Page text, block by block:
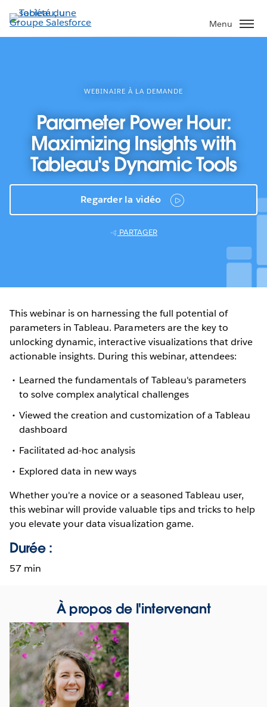
Aller
au
contenu
Menu
WEBINAIRE À LA DEMANDE
Parameter Power Hour:
Maximizing Insights with
Tableau's Dynamic Tools
Regarder la vidéo
PARTAGER
This webinar is on harnessing the full potential of
parameters in Tableau. Parameters are the key to
unlocking dynamic, interactive visualizations that drive
actionable insights. During this webinar, attendees:
Learned the fundamentals of Tableau's parameters
to solve complex analytical challenges
Viewed the creation and customization of a Tableau
dashboard
Facilitated ad-hoc analysis
Explored data in new ways
Whether you're a novice or a seasoned Tableau user,
this webinar will provide valuable tips and tricks to help
you elevate your data visualization game.
Durée :
57 min
À propos de l'intervenant